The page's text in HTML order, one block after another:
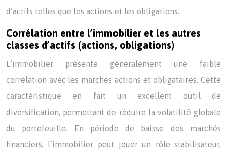
d’actifs telles que les actions et les obligations.
Corrélation entre l’immobilier et les autres
classes d’actifs (actions, obligations)
L’immobilier présente généralement une faible
corrélation avec les marchés actions et obligataires. Cette
caractéristique en fait un excellent outil de
diversification, permettant de réduire la volatilité globale
du portefeuille. En période de baisse des marchés
financiers, l’immobilier peut jouer un rôle stabilisateur,